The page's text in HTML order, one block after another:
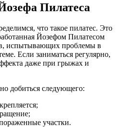
Пилатеса
что такое пилатес. Это
Йозефом Пилатесом
испытывающих проблемы в
Если заниматься регулярно,
даже при грыжах и
добиться следующего:
участки.